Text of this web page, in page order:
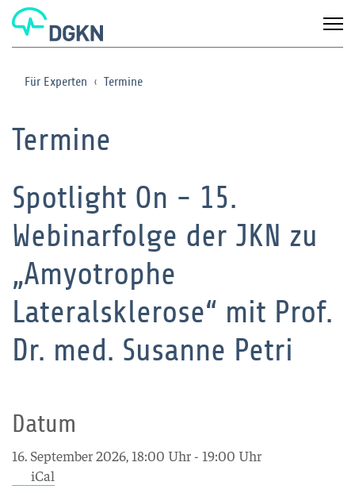
Für Experten Termine
Termine
Spotlight On - 15.
Webinarfolge der JKN zu
„Amyotrophe
Lateralsklerose“ mit Prof.
Dr. med. Susanne Petri
Datum
16. September 2026, 18:00 Uhr - 19:00 Uhr
iCal